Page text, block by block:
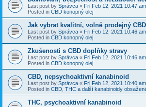
Last post by Správca « Fri Feb 12, 2021 10:47 am
Posted in CBD konopný olej
Jak vybrat kvalitní, volně prodejný
Last post by Správca « Fri Feb 12, 2021 10:46 am
Posted in CBD konopný olej
Zkušenosti s CBD doplňky stravy
Last post by Správca « Fri Feb 12, 2021 10:46 am
Posted in CBD konopný olej
CBD, nepsychoaktivní kanabinoid
Last post by Správca « Fri Feb 12, 2021 10:40 am
Posted in CBD, THC a další kanabinoidy
THC, psychoaktivní kanabinoid